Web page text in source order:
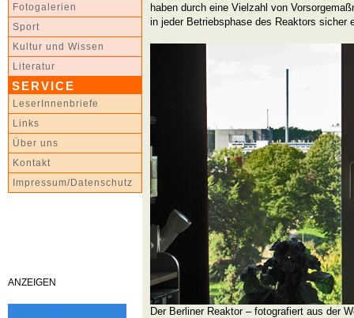
Fotogalerien
Sport
Kultur und Wissen
Literatur
SERVICE
LeserInnenbriefe
Links
Über uns
Kontakt
Impressum/Datenschutz
ANZEIGEN
haben durch eine Vielzahl von
in jeder Betriebsphase des Reaktors sicher
Der Berliner Reaktor – fotografiert aus der